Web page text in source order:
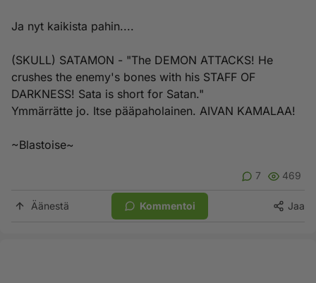
Ja nyt kaikista pahin....
(SKULL) SATAMON - "The DEMON ATTACKS! He
crushes the enemy's bones with his STAFF OF
DARKNESS! Sata is short for Satan."
Ymmärrätte jo. Itse pääpaholainen. AIVAN KAMALAA!
~Blastoise~
7 469
Äänestä Kommentoi Jaa